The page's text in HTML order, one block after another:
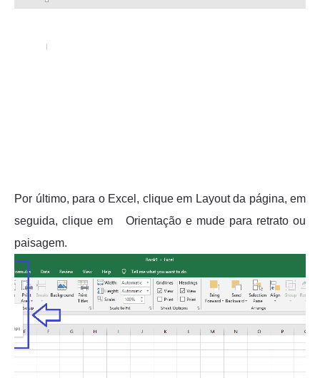
Por último, para o Excel, clique em Layout da página, em
seguida, clique em Orientação e mude para retrato ou
paisagem.